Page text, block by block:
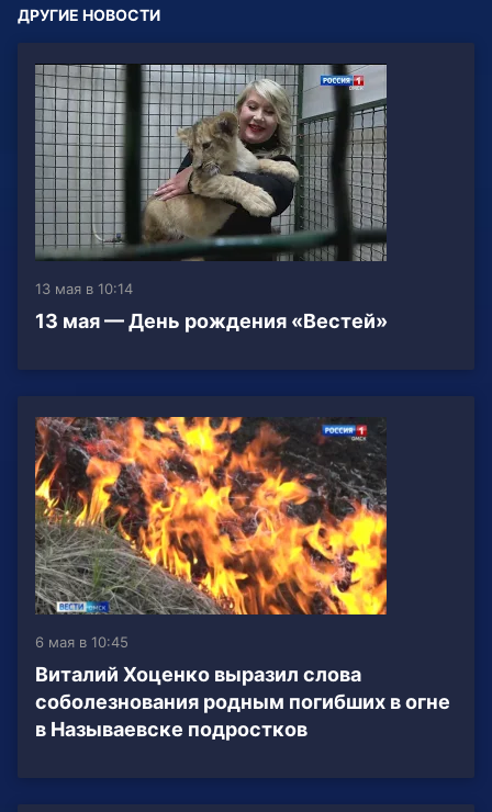
ДРУГИЕ НОВОСТИ
13 мая в 10:14
13 мая — День рождения «Вестей»
6 мая в 10:45
Виталий Хоценко выразил слова
соболезнования родным погибших в огне
в Называевске подростков